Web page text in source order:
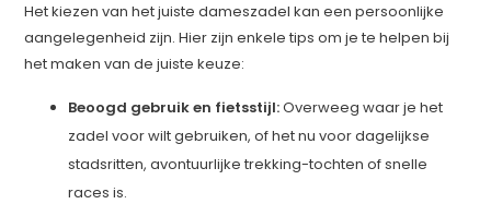
Het kiezen van het juiste dameszadel kan een persoonlijke
aangelegenheid zijn. Hier zijn enkele tips om je te helpen bij
het maken van de juiste keuze:
Beoogd gebruik en fietsstijl:Overweeg waar je het
zadel voor wilt gebruiken, of het nu voor dagelijkse
stadsritten, avontuurlijke trekking-tochten of snelle
races is.